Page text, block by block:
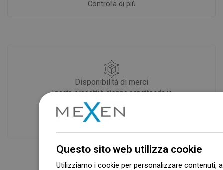
Controlla di più
Disponibilità di merci
I nostri prodotti ti stanno aspettando in
un moderno magazzino.Sempre pronto
a spedire!
Questo sito web utilizza cookie
Utilizziamo i cookie per personalizzare contenuti,